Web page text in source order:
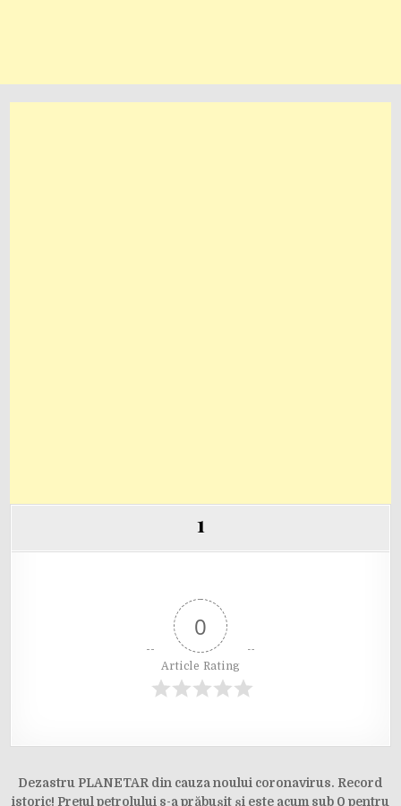
1
0
Article Rating
Post
Dezastru PLANETAR din cauza noului coronavirus. Record
istoric! Prețul petrolului s-a prăbușit și este acum sub 0 pentru